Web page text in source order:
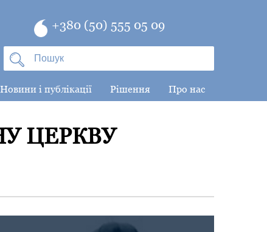
+380 (50) 555 05 09
Новини і публікації Рішення Про нас
ЦЕРКВУ